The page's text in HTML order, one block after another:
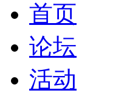
首页
论坛
活动